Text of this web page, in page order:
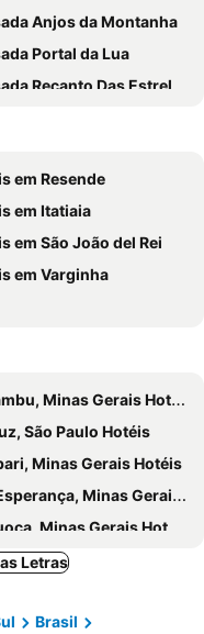
Anjos da Montanha
Portal da Lua
Recanto Das Estrelas
em Resende
em Itatiaia
em São João del Rei
em Varginha
Minas Gerais Hotéis
São Paulo Hotéis
Minas Gerais Hotéis
Minas Gerais Hotéis
Minas Gerais Hotéis
Minas Gerais Hotéis
Minas Gerais Hotéis
Letras
Brasil